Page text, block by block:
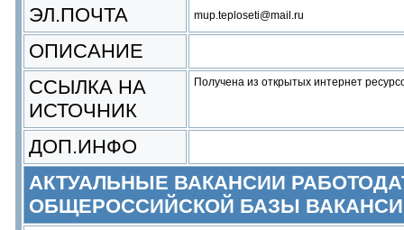
ЭЛ.ПОЧТА
mup.teploseti@mail.ru
ОПИСАНИЕ
ССЫЛКА НА
ИСТОЧНИК
Получена из открытых интернет
ДОП.ИНФО
АКТУАЛЬНЫЕ ВАКАНСИИ
ОБЩЕРОССИЙСКОЙ БАЗЫ